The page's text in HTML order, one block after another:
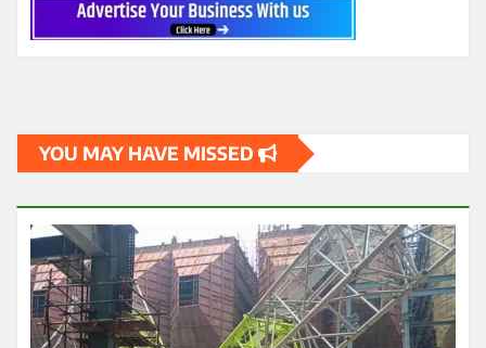
YOU MAY HAVE MISSED